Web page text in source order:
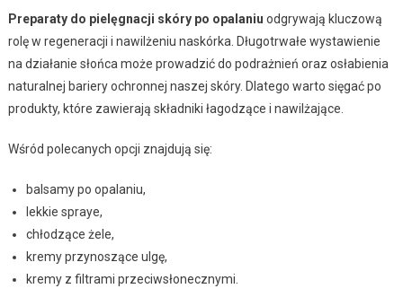
Preparaty do pielęgnacji skóry po opalaniu odgrywają kluczową
rolę w regeneracji i nawilżeniu naskórka. Długotrwałe wystawienie
na działanie słońca może prowadzić do podrażnień oraz osłabienia
naturalnej bariery ochronnej naszej skóry. Dlatego warto sięgać po
produkty, które zawierają składniki łagodzące i nawilżające.
Wśród polecanych opcji znajdują się:
balsamy po opalaniu,
lekkie spraye,
chłodzące żele,
kremy przynoszące ulgę,
kremy z filtrami przeciwsłonecznymi.